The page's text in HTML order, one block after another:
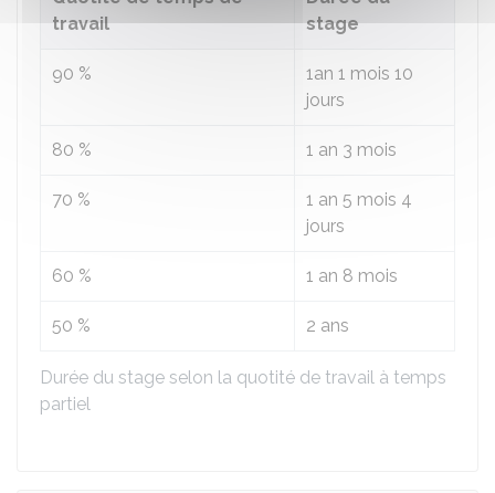
Durée du stage selon la quotité de travail à temps
partiel
travail
stage
90 %
1an 1 mois 10
jours
80 % 1 an 3 mois
70 %
1 an 5 mois 4
jours
60 % 1 an 8 mois
50 % 2 ans